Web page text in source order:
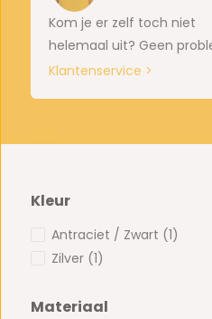
Kom je er zelf toch niet
helemaal uit? Geen
Klantenservice >
Kleur
Antraciet / Zwart (1)
Zilver (1)
Materiaal